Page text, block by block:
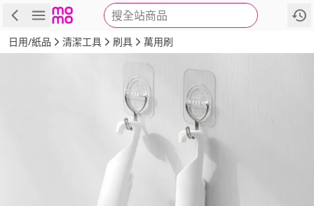
搜全站商品
商品 評價 詳情
日用/紙品 清潔工具 刷具 萬用刷